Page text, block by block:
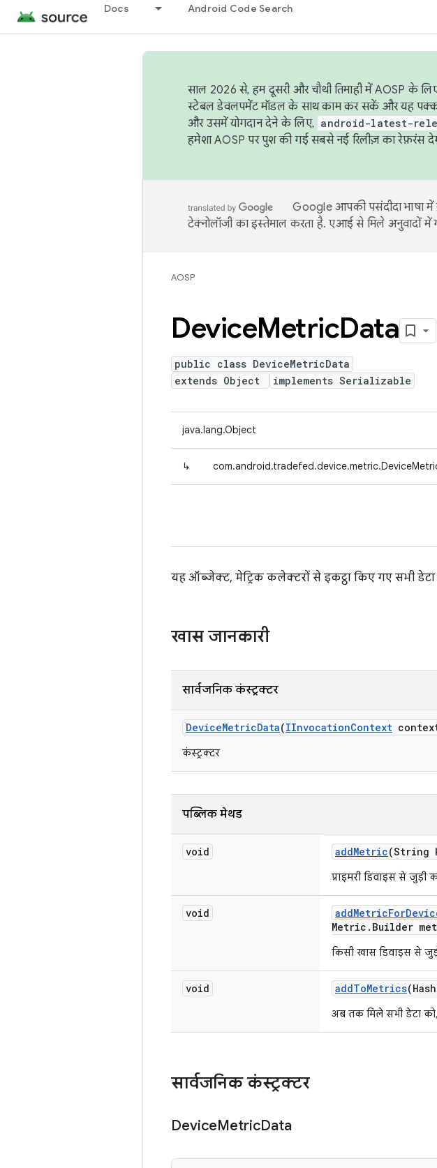
Docs Android Code Search
साल 2026 से, हम दूसरी और चौथी तिमाही में AOSP के
स्टेबल डेवलपमेंट मॉडल के साथ काम कर सकें और यह पक्का
और उसमें योगदान देने के लिए, android-latest-
हमेशा AOSP पर पुश की गई सबसे नई रिलीज़ का रेफ़रंस
Google आपकी पसंदीदा भाषा
टेक्नोलॉजी का इस्तेमाल करता है. एआई से मिले अनुवादों में
AOSP
DeviceMetricData
public class DeviceMetricData
extends Object
implements Serializable
java.lang.Object
↳
यह ऑब्जेक्ट, मेट्रिक कलेक्टरों से इकट्ठा किए गए सभी
खास जानकारी
सार्वजनिक कंस्ट्रक्टर
DeviceMetricData(IInvocationContext
कंस्ट्रक्टर
पब्लिक मेथड
void addMetric(String
प्राइमरी डिवाइस से जुड़ी
void addMetricFor
Metric . Builder
किसी खास डिवाइस से
void addToMetrics(Hash
अब तक मिले सभी डेटा
सार्वजनिक कंस्ट्रक्टर
DeviceMetricData